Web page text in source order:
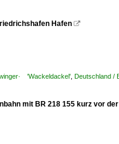
Hafen 
'Wackeldackel' Deutschland /
mit BR 218 155 kurz vor